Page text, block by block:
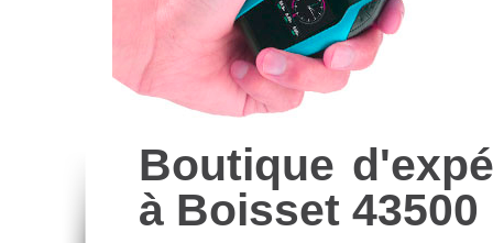
Boutique
à Boisset 43500